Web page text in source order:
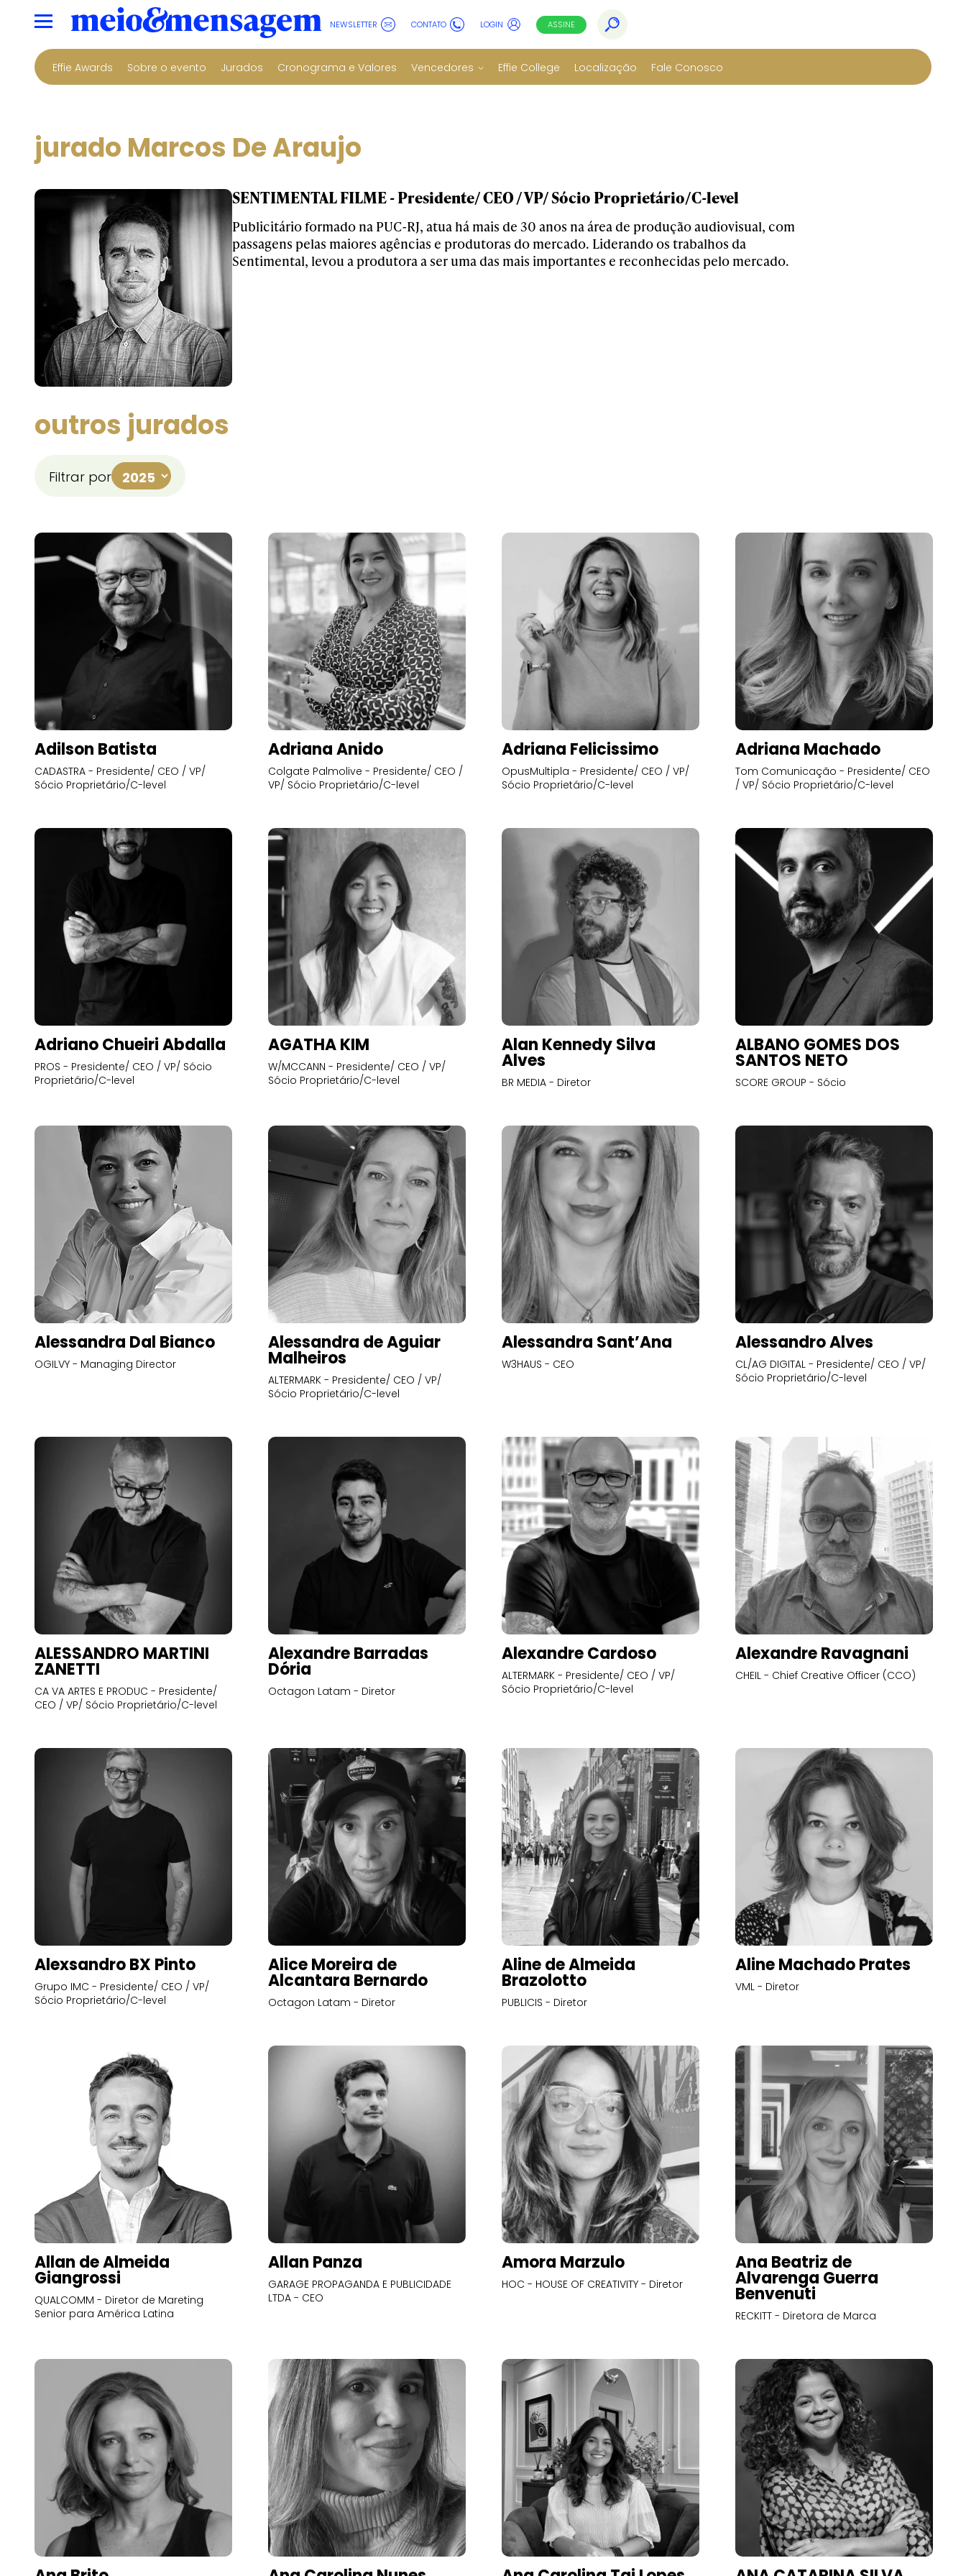
NEWSLETTER CONTATO LOGIN ASSINE
Effie Awards Sobre o evento Jurados Cronograma e Valores Vencedores Effie College Localização Fale Conosco
jurado Marcos De Araujo
SENTIMENTAL FILME - Presidente/ CEO / VP/ Sócio Proprietário/C-level
Publicitário formado na PUC-RJ, atua há mais de 30 anos na área de produção audiovisual, com
passagens pelas maiores agências e produtoras do mercado. Liderando os trabalhos da
Sentimental, levou a produtora a ser uma das mais importantes e reconhecidas pelo mercado.
outros jurados
Filtrar por
Adilson Batista
CADASTRA - Presidente/ CEO / VP/
Sócio Proprietário/C-level
Adriana Anido
Colgate Palmolive - Presidente/ CEO /
VP/ Sócio Proprietário/C-level
Adriana Felicissimo
OpusMultipla - Presidente/ CEO / VP/
Sócio Proprietário/C-level
Adriana Machado
Tom Comunicação - Presidente/ CEO
/ VP/ Sócio Proprietário/C-level
Adriano Chueiri Abdalla
PROS - Presidente/ CEO / VP/ Sócio
Proprietário/C-level
AGATHA KIM
W/MCCANN - Presidente/ CEO / VP/
Sócio Proprietário/C-level
Alan Kennedy Silva
Alves
BR MEDIA - Diretor
ALBANO GOMES DOS
SANTOS NETO
SCORE GROUP - Sócio
Alessandra Dal Bianco
OGILVY - Managing Director
Alessandra de Aguiar
Malheiros
ALTERMARK - Presidente/ CEO / VP/
Sócio Proprietário/C-level
Alessandra Sant’Ana
W3HAUS - CEO
Alessandro Alves
CL/AG DIGITAL - Presidente/ CEO / VP/
Sócio Proprietário/C-level
ALESSANDRO MARTINI
ZANETTI
CA VA ARTES E PRODUC - Presidente/
CEO / VP/ Sócio Proprietário/C-level
Alexandre Barradas
Dória
Octagon Latam - Diretor
Alexandre Cardoso
ALTERMARK - Presidente/ CEO / VP/
Sócio Proprietário/C-level
Alexandre Ravagnani
CHEIL - Chief Creative Officer (CCO)
Alexsandro BX Pinto
Grupo IMC - Presidente/ CEO / VP/
Sócio Proprietário/C-level
Alice Moreira de
Alcantara Bernardo
Octagon Latam - Diretor
Aline de Almeida
Brazolotto
PUBLICIS - Diretor
Aline Machado Prates
VML - Diretor
Allan de Almeida
Giangrossi
QUALCOMM - Diretor de Mareting
Senior para América Latina
Allan Panza
GARAGE PROPAGANDA E PUBLICIDADE
LTDA - CEO
Amora Marzulo
HOC - HOUSE OF CREATIVITY - Diretor
Ana Beatriz de
Alvarenga Guerra
Benvenuti
RECKITT - Diretora de Marca